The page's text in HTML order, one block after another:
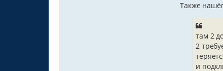
Также
там 2
2
и